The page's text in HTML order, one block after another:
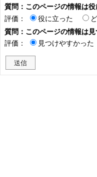
質問：このページの情報は
評価：
役に立った
質問：このページの情報は
評価：
見つけやすかった